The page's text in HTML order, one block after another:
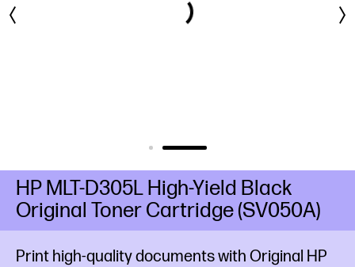
Print high-quality documents with Original HP
HP MLT-D305L High-Yield Black
Original Toner Cartridge (SV050A)